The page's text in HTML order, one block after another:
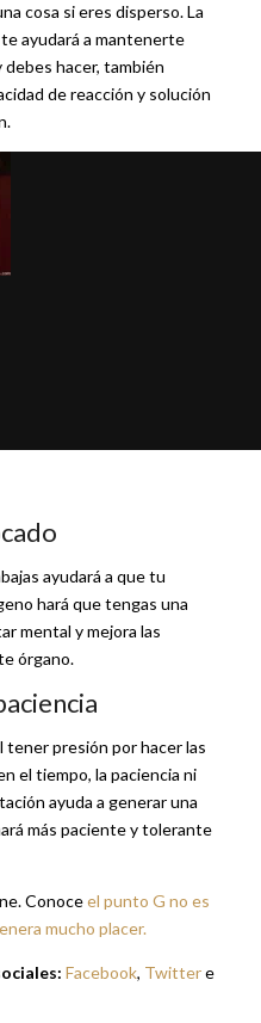
cosa si eres disperso. La
ayudará a mantenerte
hacer, también
de reacción y solución
ayudará a que tu
hará que tengas una
mental y mejora las
órgano.
presión por hacer las
el tiempo, la paciencia ni
ayuda a generar una
más paciente y tolerante
Conoceel punto G no es
mucho placer.
Facebook, Twittere